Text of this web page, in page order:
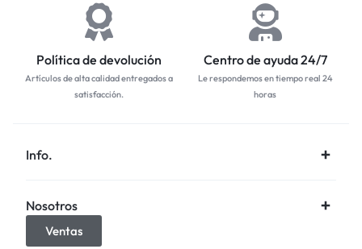
Política de devolución
Artículos de alta calidad entregados a
satisfacción.
Centro de ayuda 24/7
Le respondemos en tiempo real 24
horas
Info.
Nosotros
Ventas